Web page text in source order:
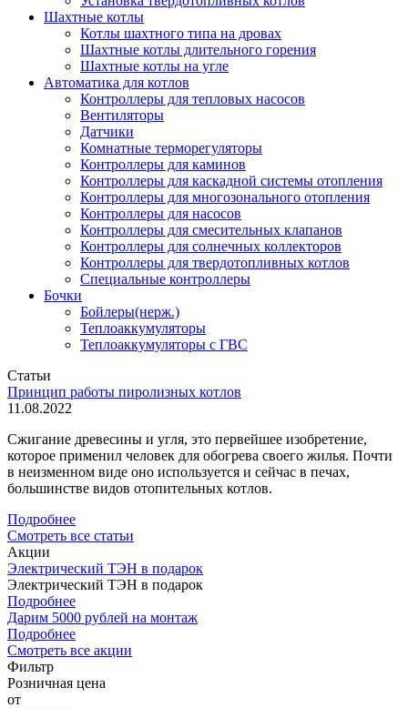
Шахтные котлы
Котлы шахтного типа на дровах
Шахтные котлы длительного горения
Шахтные котлы на угле
Автоматика для котлов
Контроллеры для тепловых насосов
Вентиляторы
Датчики
Комнатные терморегуляторы
Контроллеры для каминов
Контроллеры для каскадной системы отопления
Контроллеры для многозонального отопления
Контроллеры для насосов
Контроллеры для смесительных клапанов
Контроллеры для солнечных коллекторов
Контроллеры для твердотопливных котлов
Специальные контроллеры
Бочки
Бойлеры(нерж.)
Теплоаккумуляторы
Теплоаккумуляторы с ГВС
Статьи
Принцип работы пиролизных котлов
11.08.2022
Сжигание древесины и угля, это первейшее изобретение,
которое применил человек для обогрева своего жилья. Почти
в неизменном виде оно используется и сейчас в печах,
большинстве видов отопительных котлов.
Подробнее
Смотреть все статьи
Акции
Электрический ТЭН в подарок
Электрический ТЭН в подарок
Подробнее
Дарим 5000 рублей на монтаж
Подробнее
Смотреть все акции
Фильтр
Розничная цена
от